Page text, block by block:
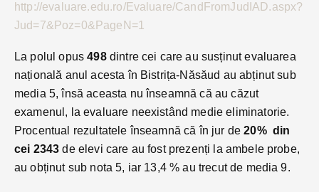
http://evaluare.edu.ro/Evaluare/CandFromJudIAD.aspx?
Jud=7&Poz=0&PageN=1
La polul opus498dintre cei care au susținut evaluarea
națională anul acesta în Bistrița-Năsăud au abținut sub
media 5, însă aceasta nu înseamnă că au căzut
examenul, la evaluare neexistând medie eliminatorie.
Procentual rezultatele înseamnă că în jur de 20% din
cei 2343 de elevi care au fost prezenți la ambele probe,
au obținut sub nota 5, iar 13,4 % au trecut de media 9.